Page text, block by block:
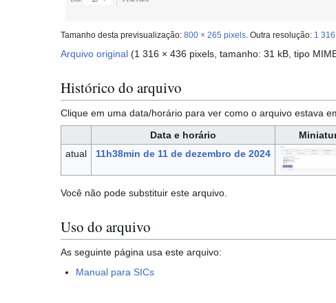
Tamanho desta previsualização: 800 × 265 pixels Outra resolução: 1
Arquivo original (1 316 × 436 pixels, tamanho: 31 kB, tipo
Histórico do arquivo
Clique em uma data/horário para ver como o arquivo estava
Data e horário
atual
11h38min de 11 de dezembro de 2024
Você não pode substituir este arquivo.
Uso do arquivo
As seguinte página usa este arquivo:
Manual para SICs